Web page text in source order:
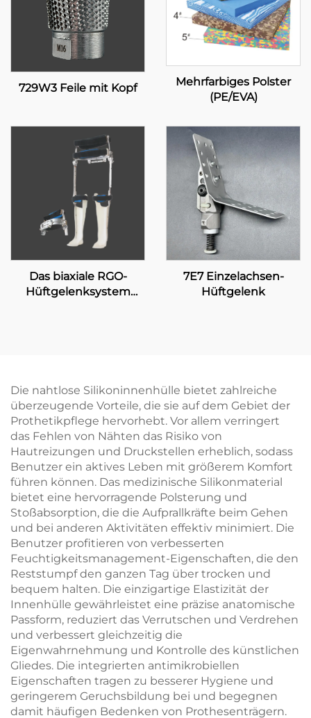
729W3 Feile mit Kopf
Mehrfarbiges Polster
(PE/EVA)
Das biaxiale RGO-
Hüftgelenksystem
7E7 Einzelachsen-
Hüftgelenk
Die nahtlose Silikoninnenhülle bietet zahlreiche
überzeugende Vorteile, die sie auf dem Gebiet der
Prothetikpflege hervorhebt. Vor allem verringert
das Fehlen von Nähten das Risiko von
Hautreizungen und Druckstellen erheblich, sodass
Benutzer ein aktives Leben mit größerem Komfort
führen können. Das medizinische Silikonmaterial
bietet eine hervorragende Polsterung und
Stoßabsorption, die die Aufprallkräfte beim Gehen
und bei anderen Aktivitäten effektiv minimiert. Die
Benutzer profitieren von verbesserten
Feuchtigkeitsmanagement-Eigenschaften, die den
Reststumpf den ganzen Tag über trocken und
bequem halten. Die einzigartige Elastizität der
Innenhülle gewährleistet eine präzise anatomische
Passform, reduziert das Verrutschen und Verdrehen
und verbessert gleichzeitig die
Eigenwahrnehmung und Kontrolle des künstlichen
Gliedes. Die integrierten antimikrobiellen
Eigenschaften tragen zu besserer Hygiene und
geringerem Geruchsbildung bei und begegnen
damit häufigen Bedenken von Prothesenträgern.